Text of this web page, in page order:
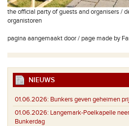
the official party of guests and organisers /
organistoren
pagina aangemaakt door / page made by
NIEUWS
01.06.2026: Bunkers geven geheimen
01.06.2026: Langemark-Poelkapelle
Bunkerdag